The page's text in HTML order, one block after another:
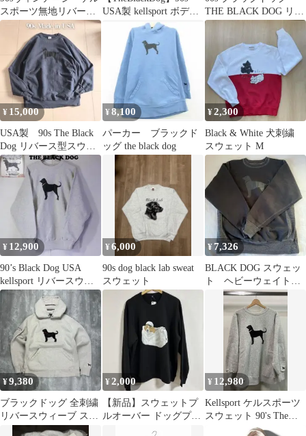
スポーツ無地リバース
ウィーブ型パーカー緑
ツートンM
USA製 kellsport ボディ
ブラックドッグ長袖ス
ウェット
THE BLACK DOG リバ
ースタイプ スウェット
トレーナー メンズ 表記
XXLサイズ
¥ 15,000
USA製 90s The Black
Dog リバース型スウェ
ット XL ナス紺
¥ 8,100
パーカー ブラックド
ッグ the black dog
¥2,300
Black & White 犬刺繍
スウェット M
¥ 12,900
90’s Black Dog USA
kellsport リバースウィ
ーブ古着
¥6,000
90s dog black lab sweat
スウェット
¥ 7,326
BLACK DOG スウェッ
ト ヘビーウェイト
古着 あと染め ブラ
ック
¥9,380
ブラックドッグ 全刺繍
リバースウィーブ スウ
ェットパーカー L相当
¥2,000
【新品】スウェットプ
ルオーバー ドッグプリ
ント ブラック XL
¥ 12,980
Kellsport ケルスポーツ
スウェット 90's The
Black Dog ザ ブラック